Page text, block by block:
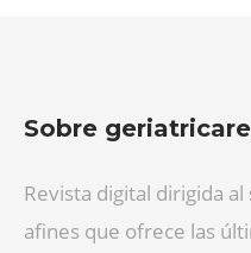
Sobre
Revista digital dirigida
afines que ofrece las